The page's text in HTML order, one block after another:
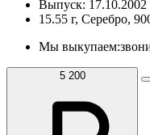
Выпуск: 17.10.2002
15.55 г, Серебро,
Мы выкупаем:
5 200